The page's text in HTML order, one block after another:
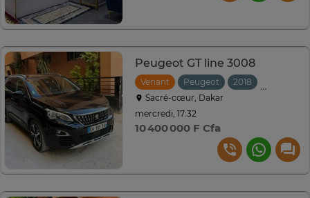
Peugeot GT line 3008
Venant Peugeot 2018
Sacré-cœur, Dakar
mercredi, 17:32
10 400 000 F Cfa